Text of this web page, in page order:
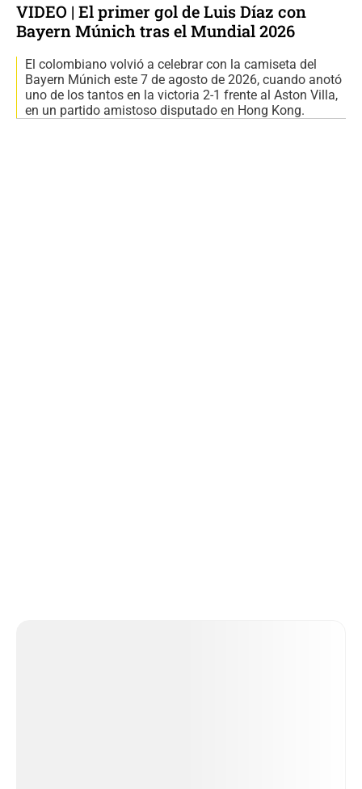
VIDEO | El primer gol de Luis Díaz con
Bayern Múnich tras el Mundial 2026
El colombiano volvió a celebrar con la camiseta del
Bayern Múnich este 7 de agosto de 2026, cuando anotó
uno de los tantos en la victoria 2-1 frente al Aston Villa,
en un partido amistoso disputado en Hong Kong.